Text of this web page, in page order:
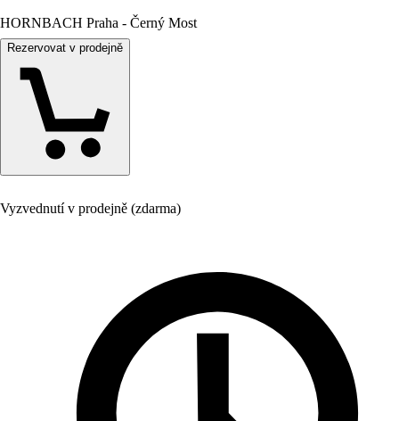
HORNBACH Praha - Černý Most
Rezervovat v prodejně
Vyzvednutí v prodejně (zdarma)